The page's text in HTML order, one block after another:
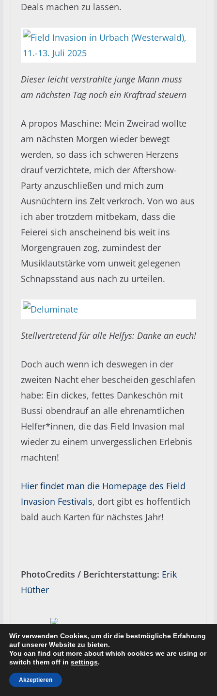
Deals machen zu lassen.
Dieser leicht verstrahlte junge Mann muss
am nächsten Tag noch ein Kraftrad steuern
A propos Maschine: Mein Zweirad wollte
am nächsten Morgen wieder bewegt
werden, so dass ich schweren Herzens
drauf verzichtete, mich der Aftershow-
Party anzuschließen und mich zum
Ausnüchtern ins Zelt verkroch. Von wo aus
ich aber trotzdem mitbekam, dass die
Feierei sich anscheinend bis weit ins
Morgengrauen zog, zumindest der
Musiklautstärke vom unweit gelegenen
Schnapsstand aus nach zu urteilen.
Stellvertretend für alle Helfys: Danke an euch!
Doch auch wenn ich deswegen in der
zweiten Nacht eher bescheiden geschlafen
habe: Ein dickes, fettes Dankeschön mit
Bussi obendrauf an alle ehrenamtlichen
Helfer*innen, die das Field Invasion mal
wieder zu einem unvergesslichen Erlebnis
machten!
Hier findet man die Homepage des Field
Invasion Festivals, dort gibt es hoffentlich
bald auch Karten für nächstes Jahr!
PhotoCredits / Berichterstattung: Erik
Hüther
Wir verwenden Cookies, um dir die bestmögliche Erfahrung
auf unserer Website zu bieten.
You can find out more about which cookies we are using or
switch them off in settings.
Akzeptieren